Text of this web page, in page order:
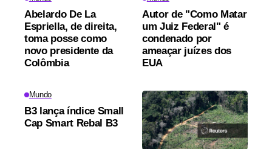
Abelardo De La
Espriella, de direita,
toma posse como
novo presidente da
Colômbia
Autor de "Como Matar
um Juiz Federal" é
condenado por
ameaçar juízes dos
EUA
Mundo
B3 lança índice Small
Cap Smart Rebal B3